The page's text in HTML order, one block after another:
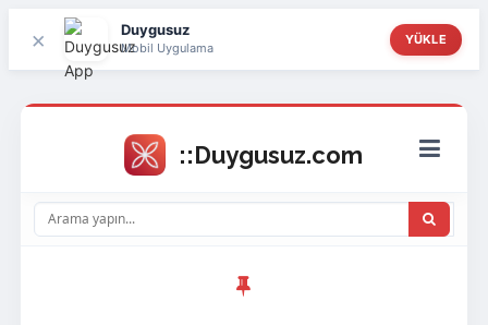
× Duygusuz
Mobil Uygulama
YÜKLE